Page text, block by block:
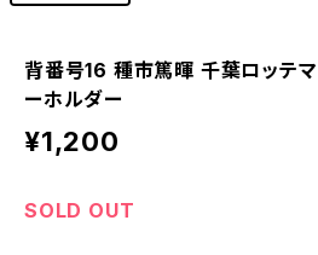
背番号16 種市篤暉 千葉ロッテ
ーホルダー
¥1,200
SOLD OUT